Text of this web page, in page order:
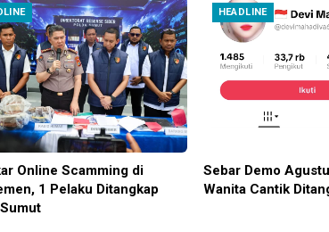
Online Scamming di
1 Pelaku Ditangkap
HEADLINE
Sebar Demo
Wanita Cantik